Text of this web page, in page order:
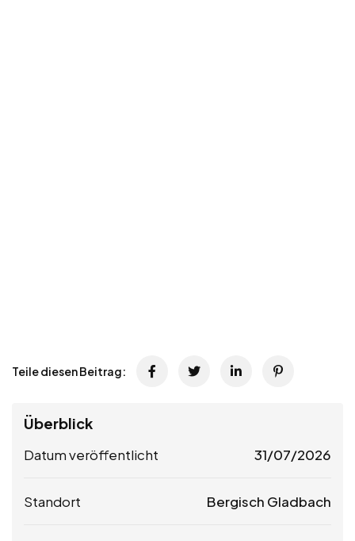
Teile diesen Beitrag:
Überblick
Datum veröffentlicht 31/07/2026
Standort Bergisch Gladbach